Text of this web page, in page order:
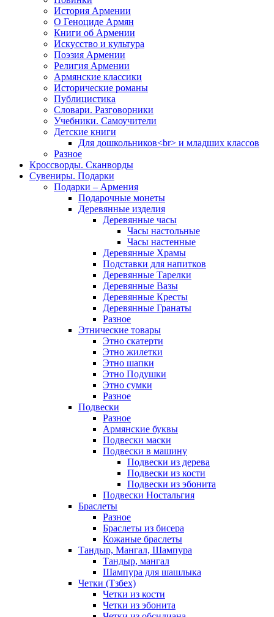
История Армении
О Геноциде Армян
Книги об Армении
Иcкусство и культура
Поэзия Армении
Религия Армении
Армянские классики
Исторические романы
Публицистика
Словари. Разговорники
Учебники. Самоучители
Детские книги
Для дошкольников<br> и младших классов
Разное
Кроссворды. Сканворды
Сувениры. Подарки
Подарки – Армения
Подарочные монеты
Деревянные изделия
Деревянные часы
Часы настольные
Часы настенные
Деревянные Храмы
Подставки для напитков
Деревянные Тарелки
Деревянные Вазы
Деревянные Кресты
Деревянные Гранаты
Разное
Этнические товары
Этно скатерти
Этно жилетки
Этно шапки
Этно Подушки
Этно сумки
Разное
Подвески
Разное
Армянские буквы
Подвески маски
Подвески в машину
Подвески из дерева
Подвески из кости
Подвески из эбонита
Подвески Ностальгия
Браслеты
Разное
Браслеты из бисера
Кожаные браслеты
Тандыр, Мангал, Шампура
Тандыр, мангал
Шампура для шашлыка
Четки (Тзбех)
Четки из кости
Четки из эбонита